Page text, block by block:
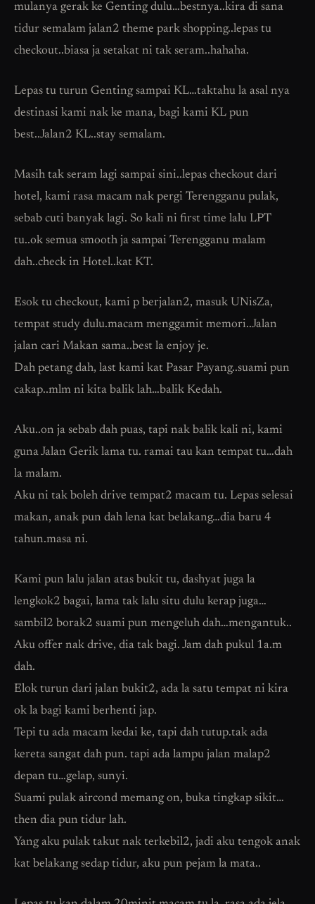
mulanya gerak ke Genting dulu…bestnya..kira di sana
tidur semalam jalan2 theme park shopping..lepas tu
checkout..biasa ja setakat ni tak seram..hahaha.
Lepas tu turun Genting sampai KL…taktahu la asal nya
destinasi kami nak ke mana, bagi kami KL pun
best..Jalan2 KL..stay semalam.
Masih tak seram lagi sampai sini..lepas checkout dari
hotel, kami rasa macam nak pergi Terengganu pulak,
sebab cuti banyak lagi. So kali ni first time lalu LPT
tu..ok semua smooth ja sampai Terengganu malam
dah..check in Hotel..kat KT.
Esok tu checkout, kami p berjalan2, masuk UNisZa,
tempat study dulu.macam menggamit memori..Jalan
jalan cari Makan sama..best la enjoy je.
Dah petang dah, last kami kat Pasar Payang..suami pun
cakap..mlm ni kita balik lah…balik Kedah.
Aku..on ja sebab dah puas, tapi nak balik kali ni, kami
guna Jalan Gerik lama tu. ramai tau kan tempat tu…dah
la malam.
Aku ni tak boleh drive tempat2 macam tu. Lepas selesai
makan, anak pun dah lena kat belakang…dia baru 4
tahun.masa ni.
Kami pun lalu jalan atas bukit tu, dashyat juga la
lengkok2 bagai, lama tak lalu situ dulu kerap juga…
sambil2 borak2 suami pun mengeluh dah…mengantuk..
Aku offer nak drive, dia tak bagi. Jam dah pukul 1a.m
dah.
Elok turun dari jalan bukit2, ada la satu tempat ni kira
ok la bagi kami berhenti jap.
Tepi tu ada macam kedai ke, tapi dah tutup.tak ada
kereta sangat dah pun. tapi ada lampu jalan malap2
depan tu…gelap, sunyi.
Suami pulak aircond memang on, buka tingkap sikit…
then dia pun tidur lah.
Yang aku pulak takut nak terkebil2, jadi aku tengok anak
kat belakang sedap tidur, aku pun pejam la mata..